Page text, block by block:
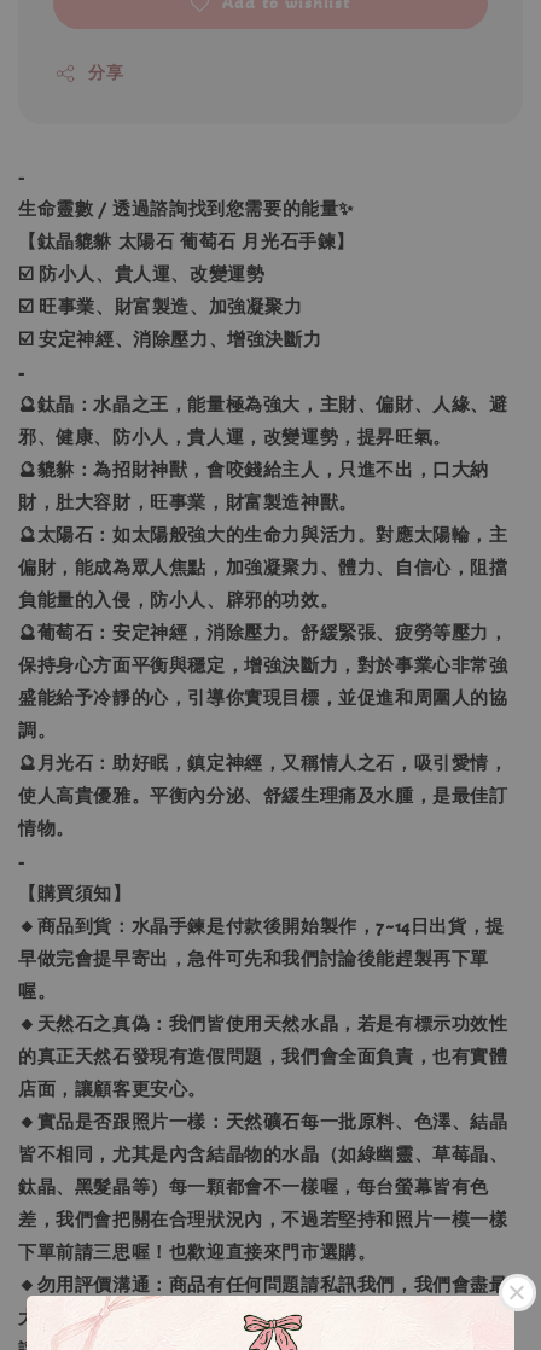
分享
-
生命靈數 / 透過諮詢找到您需要的能量✨
【鈦晶貔貅 太陽石 葡萄石 月光石手鍊】
☑️ 防小人、貴人運、改變運勢
☑️ 旺事業、財富製造、加強凝聚力
☑️ 安定神經、消除壓力、增強決斷力
-
🔮鈦晶：水晶之王，能量極為強大，主財、偏財、人緣、避
邪、健康、防小人，貴人運，改變運勢，提昇旺氣。
🔮貔貅：為招財神獸，會咬錢給主人，只進不出，口大納
財，肚大容財，旺事業，財富製造神獸。
🔮太陽石：如太陽般強大的生命力與活力。對應太陽輪，主
偏財，能成為眾人焦點，加強凝聚力、體力、自信心，阻擋
負能量的入侵，防小人、辟邪的功效。
🔮葡萄石：安定神經，消除壓力。舒緩緊張、疲勞等壓力，
保持身心方面平衡與穩定，增強決斷力，對於事業心非常強
盛能給予冷靜的心，引導你實現目標，並促進和周圍人的協
調。
🔮月光石：助好眠，鎮定神經，又稱情人之石，吸引愛情，
使人高貴優雅。平衡內分泌、舒緩生理痛及水腫，是最佳訂
情物。
-
【購買須知】
🔸商品到貨：水晶手鍊是付款後開始製作，7~14日出貨，提
早做完會提早寄出，急件可先和我們討論後能趕製再下單
喔。
🔸天然石之真偽：我們皆使用天然水晶，若是有標示功效性
的真正天然石發現有造假問題，我們會全面負責，也有實體
店面，讓顧客更安心。
🔸實品是否跟照片一樣：天然礦石每一批原料、色澤、結晶
皆不相同，尤其是內含結晶物的水晶（如綠幽靈、草莓晶、
鈦晶、黑髮晶等）每一顆都會不一樣喔，每台螢幕皆有色
差，我們會把關在合理狀況內，不過若堅持和照片一模一樣
下單前請三思喔！也歡迎直接來門市選購。
🔸勿用評價溝通：商品有任何問題請私訊我們，我們會盡最
大努力協助處理，切勿用評價溝通，我們不願意給予一樣的